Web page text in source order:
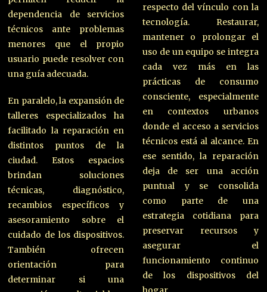
dependencia de servicios
técnicos ante problemas
menores que el propio
usuario puede resolver con
una guía adecuada.
En paralelo, la expansión de
talleres especializados ha
facilitado la reparación en
distintos puntos de la
ciudad. Estos espacios
brindan soluciones
técnicas, diagnóstico,
recambios específicos y
asesoramiento sobre el
cuidado de los dispositivos.
También ofrecen
orientación para
determinar si una
respecto del vínculo con la
tecnología. Restaurar,
mantener o prolongar el
uso de un equipo se integra
cada vez más en las
prácticas de consumo
consciente, especialmente
en contextos urbanos
donde el acceso a servicios
técnicos está al alcance. En
ese sentido, la reparación
deja de ser una acción
puntual y se consolida
como parte de una
estrategia cotidiana para
preservar recursos y
asegurar el
funcionamiento continuo
de los dispositivos del